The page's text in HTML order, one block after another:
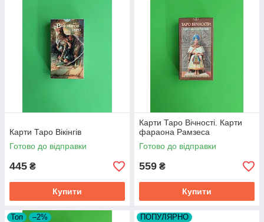
Карти Таро Вікінгів
Готово до відправки
445 ₴
Купити
Карти Таро Вічності. Карти
фараона Рамзеса
Готово до відправки
559 ₴
Купити
Топ –2% ПОПУЛЯРНО